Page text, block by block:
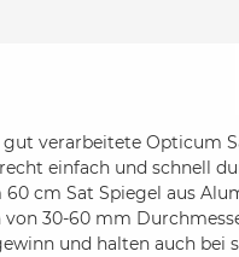
verarbeitete Opticum
einfach und schnell
cm Sat Spiegel aus
von 30-60 mm
und halten auch bei